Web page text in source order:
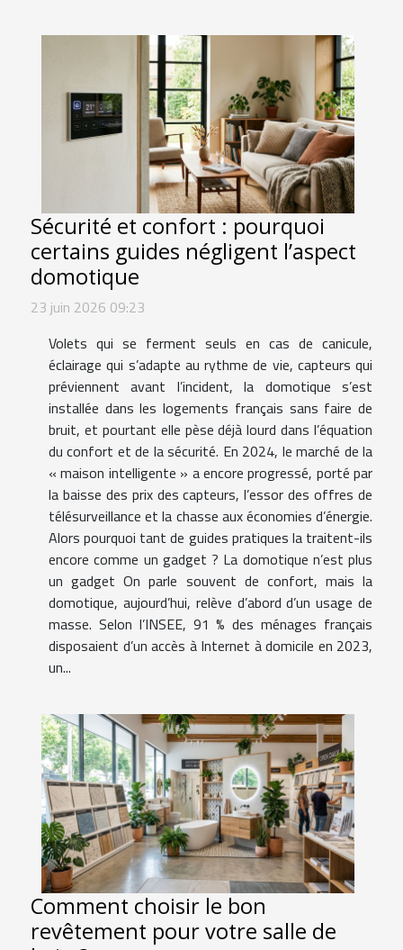
Sécurité et confort : pourquoi
certains guides négligent l’aspect
domotique
23 juin 2026 09:23
Volets qui se ferment seuls en cas de canicule,
éclairage qui s’adapte au rythme de vie, capteurs qui
préviennent avant l’incident, la domotique s’est
installée dans les logements français sans faire de
bruit, et pourtant elle pèse déjà lourd dans l’équation
du confort et de la sécurité. En 2024, le marché de la
« maison intelligente » a encore progressé, porté par
la baisse des prix des capteurs, l’essor des offres de
télésurveillance et la chasse aux économies d’énergie.
Alors pourquoi tant de guides pratiques la traitent-ils
encore comme un gadget ? La domotique n’est plus
un gadget On parle souvent de confort, mais la
domotique, aujourd’hui, relève d’abord d’un usage de
masse. Selon l’INSEE, 91 % des ménages français
disposaient d’un accès à Internet à domicile en 2023,
un...
Comment choisir le bon
revêtement pour votre salle de